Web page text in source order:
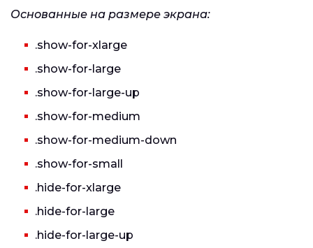
Основанные на размере экрана:
.show-for-xlarge
.show-for-large
.show-for-large-up
.show-for-medium
.show-for-medium-down
.show-for-small
.hide-for-xlarge
.hide-for-large
.hide-for-large-up